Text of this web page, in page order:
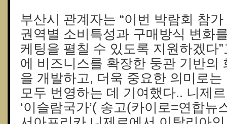
부산시 관계자는 “이번 박람회 참
권역별 소비특성과 구매방식 변화
케팅을 펼칠 수 있도록 지원하겠다
에 비즈니스를 확장한 둥관 기반의
을 개발하고, 더욱 중요한 의미로
모두 번영하는 데 기여했다.. 니제
‘이슬람국가’( 송고(카이로=연합뉴